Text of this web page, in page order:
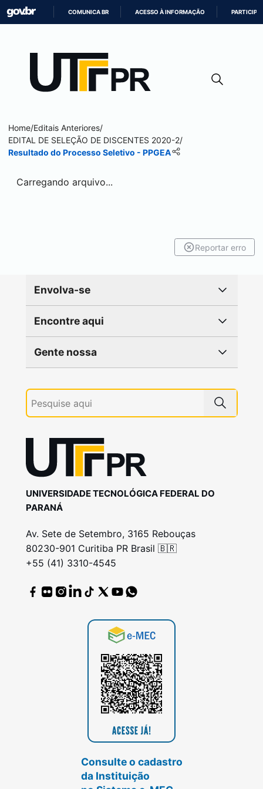
CONTEÚDO
COMUNICA BR ACESSO À INFORMAÇÃO PARTICIPE
Home/Editais Anteriores/
EDITAL DE SELEÇÃO DE DISCENTES 2020-2/
Resultado do Processo Seletivo - PPGEA
Carregando arquivo...
Reportar erro
Envolva-se
Encontre aqui
Gente nossa
UNIVERSIDADE TECNOLÓGICA FEDERAL DO
PARANÁ
Av. Sete de Setembro, 3165 Rebouças
80230-901 Curitiba PR Brasil 🇧🇷
+55 (41) 3310-4545
Consulte o cadastro
da Instituição